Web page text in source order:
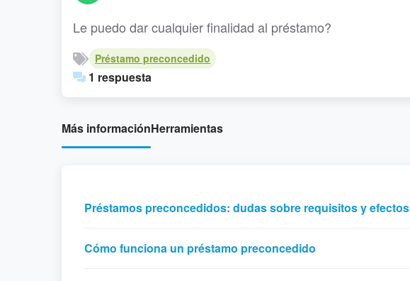
Le puedo dar cualquier finalidad al préstamo?
Préstamo preconcedido
1 respuesta
Más informaciónHerramientas
Préstamos preconcedidos: dudas sobre requisitos y efectos
Cómo funciona un préstamo preconcedido